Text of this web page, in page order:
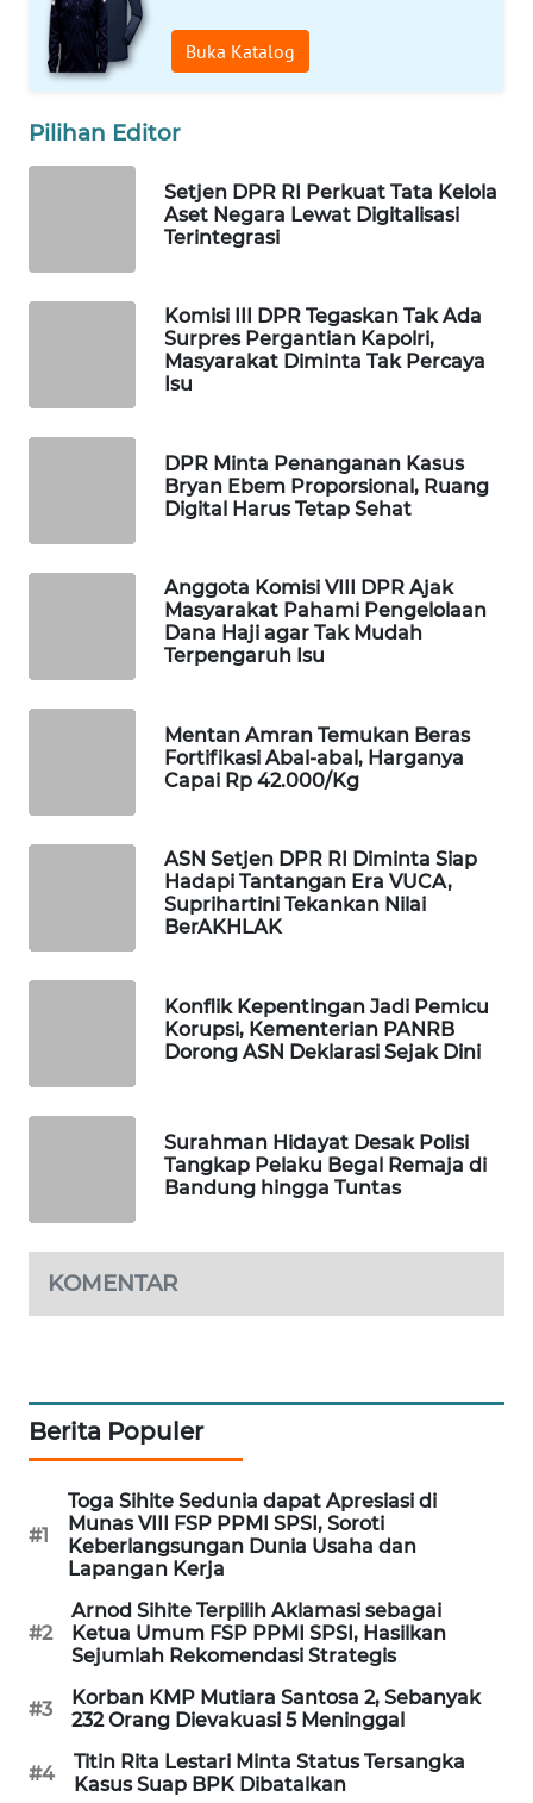
Buka Katalog
Pilihan Editor
Setjen DPR RI Perkuat Tata Kelola
Aset Negara Lewat Digitalisasi
Terintegrasi
Komisi III DPR Tegaskan Tak Ada
Surpres Pergantian Kapolri,
Masyarakat Diminta Tak Percaya
Isu
DPR Minta Penanganan Kasus
Bryan Ebem Proporsional, Ruang
Digital Harus Tetap Sehat
Anggota Komisi VIII DPR Ajak
Masyarakat Pahami Pengelolaan
Dana Haji agar Tak Mudah
Terpengaruh Isu
Mentan Amran Temukan Beras
Fortifikasi Abal-abal, Harganya
Capai Rp 42.000/Kg
ASN Setjen DPR RI Diminta Siap
Hadapi Tantangan Era VUCA,
Suprihartini Tekankan Nilai
BerAKHLAK
Konflik Kepentingan Jadi Pemicu
Korupsi, Kementerian PANRB
Dorong ASN Deklarasi Sejak Dini
Surahman Hidayat Desak Polisi
Tangkap Pelaku Begal Remaja di
Bandung hingga Tuntas
KOMENTAR
Berita Populer
#1
Toga Sihite Sedunia dapat Apresiasi di
Munas VIII FSP PPMI SPSI, Soroti
Keberlangsungan Dunia Usaha dan
Lapangan Kerja
#2
Arnod Sihite Terpilih Aklamasi sebagai
Ketua Umum FSP PPMI SPSI, Hasilkan
Sejumlah Rekomendasi Strategis
#3
Korban KMP Mutiara Santosa 2, Sebanyak
232 Orang Dievakuasi 5 Meninggal
#4
Titin Rita Lestari Minta Status Tersangka
Kasus Suap BPK Dibatalkan
WAHANA
INFRASTRUKTUR
WAHANA
KONSUMEN
WAHANA
TRAVEL
WAHANANEWS
WAHANA
WAHANA
OTOMOTIF
WISATA
Wahana
Network
KONSUMEN
LISTRIK
MASYARAKAT
KELISTRIKAN
WALINKI
ID
MAWAKA